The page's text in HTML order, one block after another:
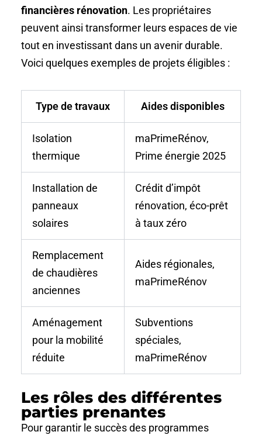
financières rénovation. Les propriétaires
peuvent ainsi transformer leurs espaces de vie
tout en investissant dans un avenir durable.
Voici quelques exemples de projets éligibles :
Type de travaux Aides disponibles
Isolation
thermique
maPrimeRénov,
Prime énergie 2025
Installation de
panneaux
solaires
Crédit d’impôt
rénovation, éco-prêt
à taux zéro
Remplacement
de chaudières
anciennes
Aides régionales,
maPrimeRénov
Aménagement
pour la mobilité
réduite
Subventions
spéciales,
maPrimeRénov
Les rôles des différentes
parties prenantes
Pour garantir le succès des programmes